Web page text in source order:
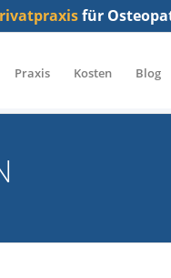
für
Praxis Kosten Blog